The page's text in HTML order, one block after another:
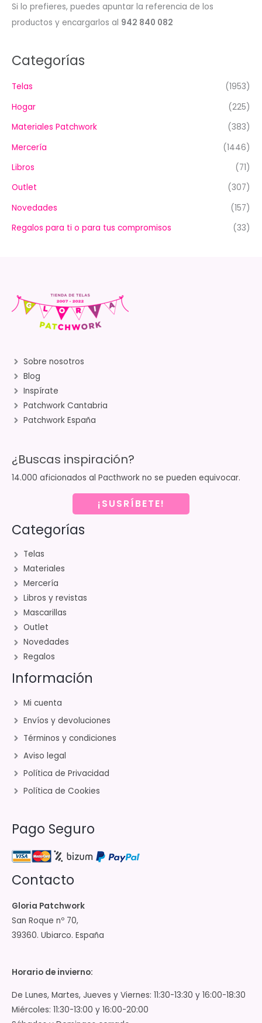
Si lo prefieres, puedes apuntar la referencia de los
productos y encargarlos al 942 840 082
Categorías
Telas
(1953)
Hogar
(225)
Materiales Patchwork
(383)
Mercería
(1446)
Libros
(71)
Outlet
(307)
Novedades
(157)
Regalos para ti o para tus compromisos
(33)
Sobre nosotros
Blog
Inspírate
Patchwork Cantabria
Patchwork España
¿Buscas inspiración?
14.000 aficionados al Pacthwork no se pueden equivocar.
¡SUSRÍBETE!
Categorías
Telas
Materiales
Mercería
Libros y revistas
Mascarillas
Outlet
Novedades
Regalos
Información
Mi cuenta
Envíos y devoluciones
Términos y condiciones
Aviso legal
Política de Privacidad
Política de Cookies
Pago Seguro
Contacto
Gloria Patchwork
San Roque nº 70,
39360. Ubiarco. España
Horario de invierno:
De Lunes, Martes, Jueves y Viernes: 11:30-13:30 y 16:00-18:30
Miércoles: 11:30-13:00 y 16:00-20:00